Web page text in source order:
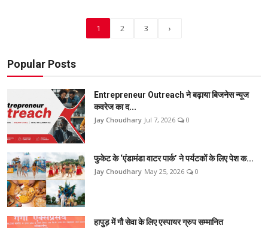
1 2 3 ›
Popular Posts
Entrepreneur Outreach ने बढ़ाया बिजनेस न्यूज
कवरेज का द...
Jay Choudhary Jul 7, 2026 0
फुकेट के ‘एंडामंडा वाटर पार्क’ ने पर्यटकों के लिए पेश क...
Jay Choudhary May 25, 2026 0
हापुड़ में गौ सेवा के लिए एस्पायर ग्रुप सम्मानित